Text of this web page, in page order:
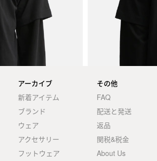
アーカイブ
新着アイテム
ブランド
ウェア
アクセサリー
フットウェア
その他
FAQ
配送と発送
返品
関税&税金
About Us